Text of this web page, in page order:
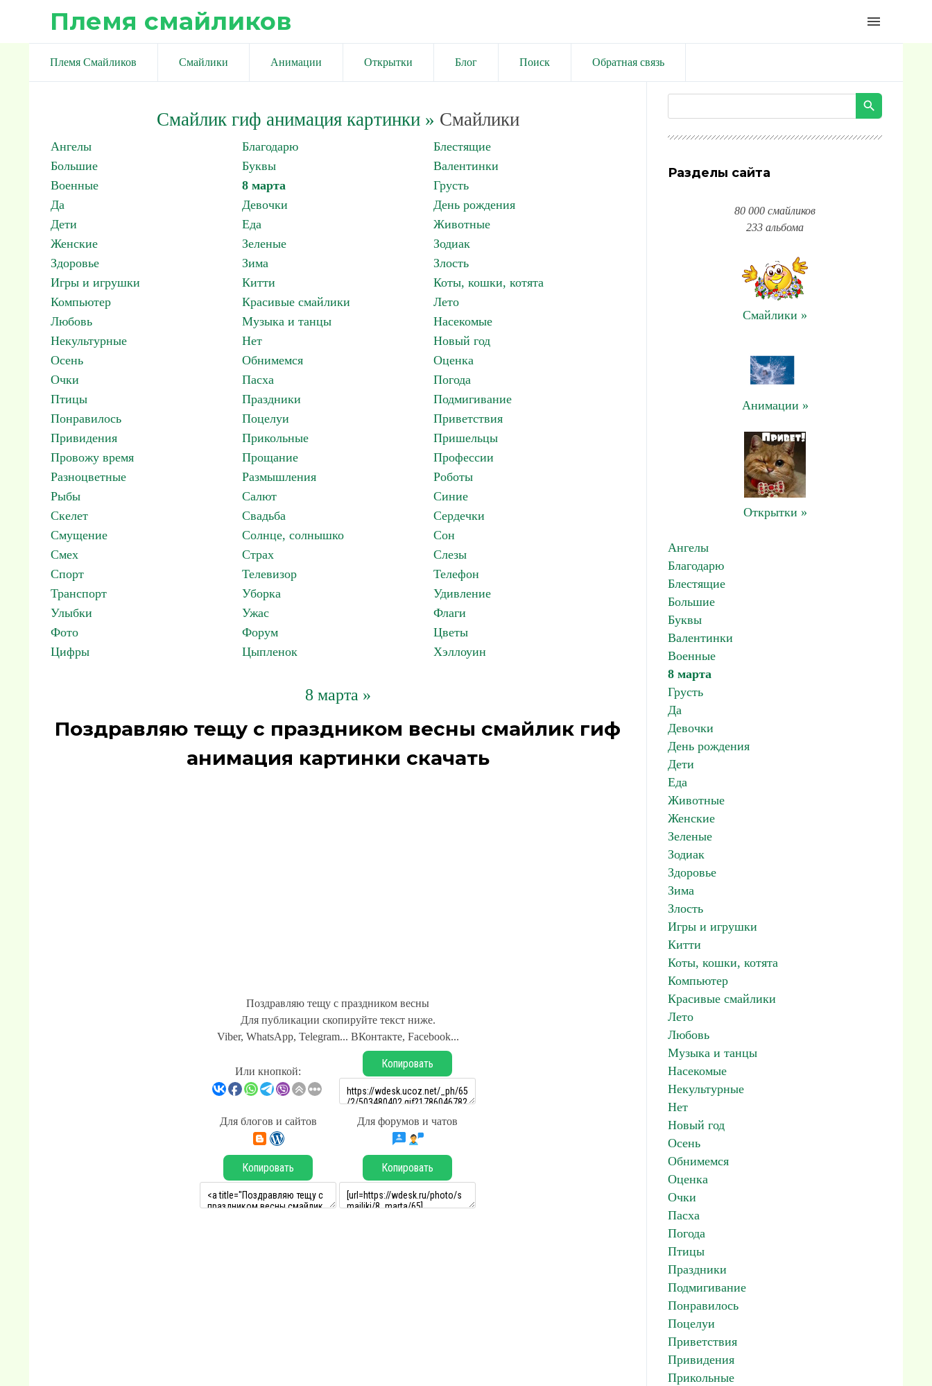
Племя смайликов menu
Племя Смайликов Смайлики Анимации Открытки Блог Поиск Обратная связь
Смайлик гиф анимация картинки» Смайлики
Ангелы Благодарю
Блестящие
Большие
Буквы
Валентинки
Военные
8 марта
Грусть
Да
Девочки
День рождения
Дети
Еда
Животные
Женские
Зеленые
Зодиак
Здоровье
Зима
Злость
Игры и игрушки
Китти
Коты, кошки, котята
Компьютер
Красивые смайлики
Лето
Любовь
Музыка и танцы
Насекомые
Некультурные
Нет
Новый год
Осень
Обнимемся
Оценка
Очки
Пасха
Погода
Птицы
Праздники
Подмигивание
Понравилось
Поцелуи
Приветствия
Привидения
Прикольные
Пришельцы
Провожу время
Прощание
Профессии
Разноцветные
Размышления
Роботы
Рыбы
Салют
Синие
Скелет
Свадьба
Сердечки
Смущение
Солнце, солнышко
Сон
Смех
Страх
Слезы
Спорт
Телевизор
Телефон
Транспорт
Уборка
Удивление
Улыбки
Ужас
Флаги
Фото
Форум
Цветы
Цифры
Цыпленок Хэллоуин
8 марта »
Поздравляю тещу с праздником весны смайлик гиф
анимация картинки скачать
Поздравляю тещу с праздником весны
Для публикации скопируйте текст ниже.
Viber, WhatsApp, Telegram... ВКонтакте, Facebook...
Или кнопкой:
Копировать
Для блогов и сайтов Для форумов и чатов
Копировать Копировать
Разделы сайта
80 000 смайликов
233 альбома
Смайлики »
Анимации »
Открытки »
Ангелы
Благодарю
Блестящие
Большие
Буквы
Валентинки
Военные
8 марта
Грусть
Да
Девочки
День рождения
Дети
Еда
Животные
Женские
Зеленые
Зодиак
Здоровье
Зима
Злость
Игры и игрушки
Китти
Коты, кошки, котята
Компьютер
Красивые смайлики
Лето
Любовь
Музыка и танцы
Насекомые
Некультурные
Нет
Новый год
Осень
Обнимемся
Оценка
Очки
Пасха
Погода
Птицы
Праздники
Подмигивание
Понравилось
Поцелуи
Приветствия
Привидения
Прикольные